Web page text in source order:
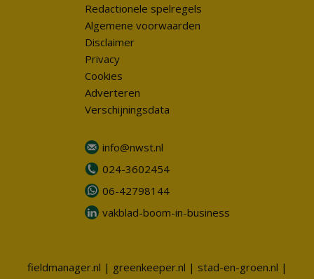
Redactionele spelregels
Algemene voorwaarden
Disclaimer
Privacy
Cookies
Adverteren
Verschijningsdata
info@nwst.nl
024-3602454
06-42798144
vakblad-boom-in-business
fieldmanager.nl | greenkeeper.nl | stad-en-groen.nl |